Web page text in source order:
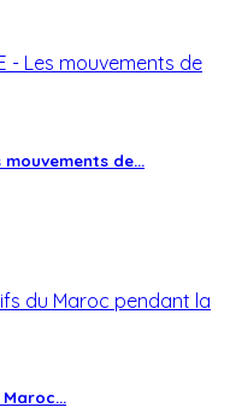
mouvements de...
Maroc...